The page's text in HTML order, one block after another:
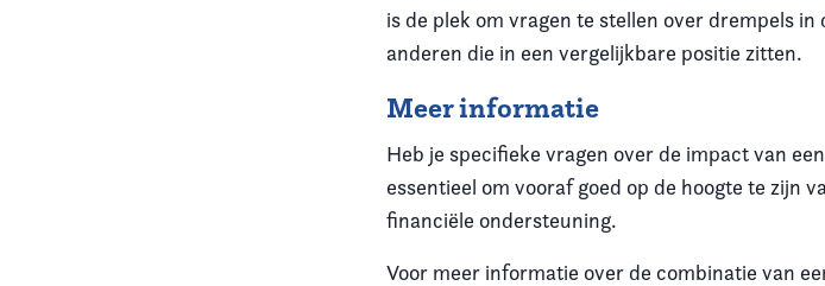
is de plek om vragen te stellen over drempels
anderen die in een vergelijkbare positie zitten.
Meer informatie
Heb je specifieke vragen over de impact van
essentieel om vooraf goed op de hoogte te zijn
financiële ondersteuning.
Voor meer informatie over de combinatie van